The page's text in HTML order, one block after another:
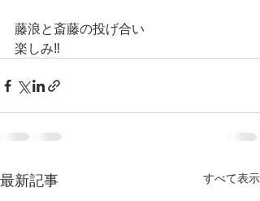
藤浪と斎藤の投げ合い
楽しみ‼️
最新記事 すべて表示